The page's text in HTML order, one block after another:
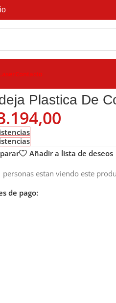
Contacto
Plastica De
Añadir a lista de deseos
personas estan viendo este
de pago: